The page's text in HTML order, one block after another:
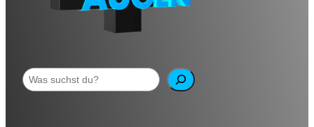
Suchen